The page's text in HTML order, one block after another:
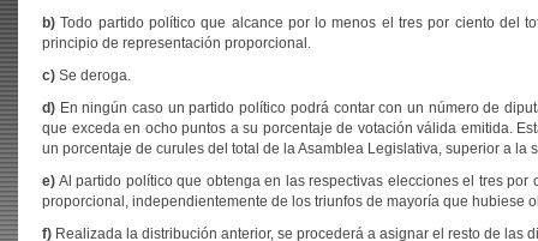
b) Todo partido político que alcance por lo menos el tres por ciento del
principio de representación proporcional.
c) Se deroga.
d) En ningún caso un partido político podrá contar con un número de
que exceda en ocho puntos a su porcentaje de votación válida emitida.
un porcentaje de curules del total de la Asamblea Legislativa, superior a
e) Al partido político que obtenga en las respectivas elecciones el tres
proporcional, independientemente de los triunfos de mayoría que hubiese
f) Realizada la distribución anterior, se procederá a asignar el resto de